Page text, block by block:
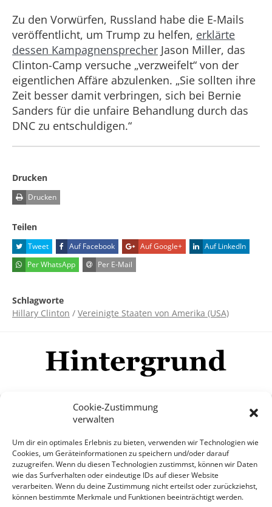
Cookie-Zustimmung
verwalten
Um dir ein optimales Erlebnis zu bieten, verwenden wir Technologien wie
Cookies, um Geräteinformationen zu speichern und/oder darauf
zuzugreifen. Wenn du diesen Technologien zustimmst, können wir Daten
wie das Surfverhalten oder eindeutige IDs auf dieser Website
verarbeiten. Wenn du deine Zustimmung nicht erteilst oder zurückziehst,
können bestimmte Merkmale und Funktionen beeinträchtigt werden.
Zu den Vorwürfen, Russland habe die E-Mails
veröffentlicht, um Trump zu helfen, erklärte
dessen Kampagnensprecher Jason Miller, das
Clinton-Camp versuche „verzweifelt“ von der
eigentlichen Affäre abzulenken. „Sie sollten ihre
Zeit besser damit verbringen, sich bei Bernie
Sanders für die unfaire Behandlung durch das
DNC zu entschuldigen.“
Drucken
Drucken
Teilen
Tweet Auf Facebook Auf Google+
Auf LinkedIn
Per WhatsApp
Per E-Mail
Schlagworte
Hillary Clinton / Vereinigte Staaten von Amerika (USA)
Mehr
© Copyright Hintergrund.de, 2015 - 2026